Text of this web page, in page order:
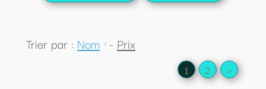
Trier par : Nom - Prix
1 2 >